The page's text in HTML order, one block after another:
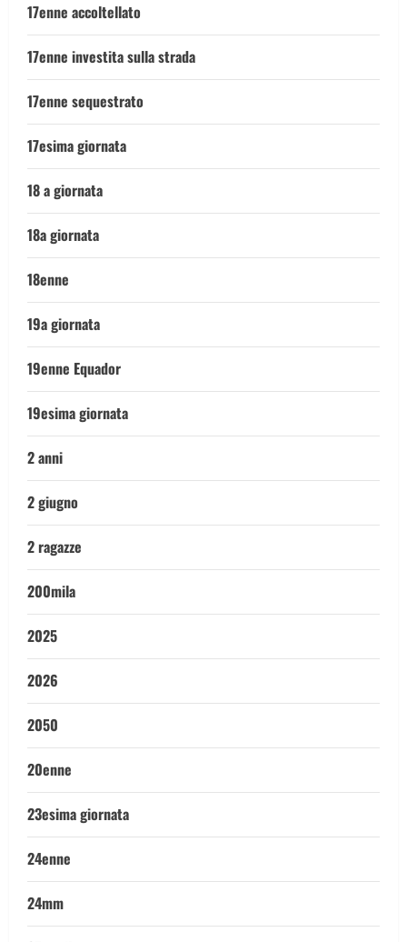
17enne accoltellato
17enne investita sulla strada
17enne sequestrato
17esima giornata
18 a giornata
18a giornata
18enne
19a giornata
19enne Equador
19esima giornata
2 anni
2 giugno
2 ragazze
200mila
2025
2026
2050
20enne
23esima giornata
24enne
24mm